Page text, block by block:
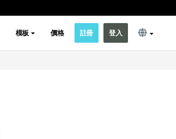
模板 價格 註冊 登入